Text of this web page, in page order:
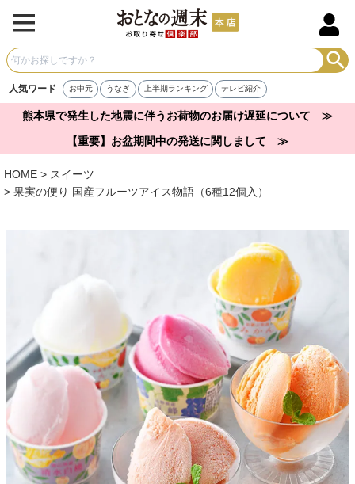
人気ワード お中元 うなぎ 上半期ランキング テレビ紹介
熊本県で発生した地震に伴うお荷物のお届け遅延について ≫
【重要】お盆期間中の発送に関しまして ≫
HOME
スイーツ
果実の便り 国産フルーツアイス物語（6種12個入）